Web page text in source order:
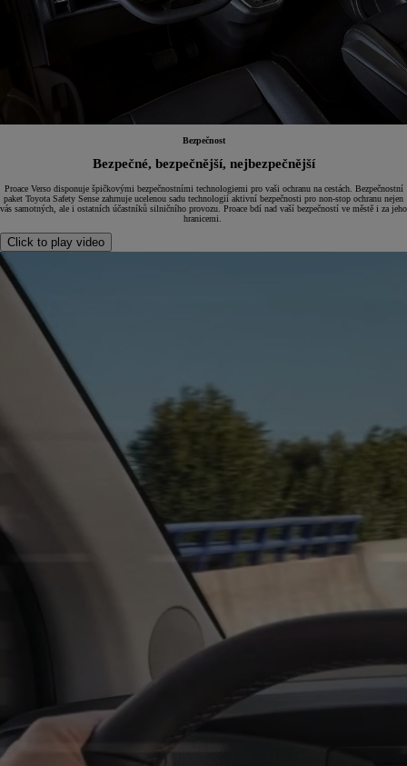
Bezpečnost
Bezpečné, bezpečnější, nejbezpečnější
Proace Verso disponuje špičkovými bezpečnostními technologiemi pro vaši ochranu na cestách. Bezpečnostní
paket Toyota Safety Sense zahrnuje ucelenou sadu technologií aktivní bezpečnosti pro non-stop ochranu nejen
vás samotných, ale i ostatních účastníků silničního provozu. Proace bdí nad vaší bezpečností ve městě i za jeho
hranicemi.
Click to play video